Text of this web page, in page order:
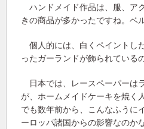
ハンドメイド作品は、服、ア
きの商品が多かったですね。ベ
個人的には、白くペイントし
ったガーランドが飾られている
日本では、レースペーパーは
が、ホームメイドケーキを焼く
でも数年前から、こんなふうに
ーロッパ諸国からの影響なのかな